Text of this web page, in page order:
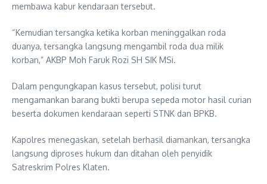
membawa kabur kendaraan tersebut.
“Kemudian tersangka ketika korban meninggalkan roda
duanya, tersangka langsung mengambil roda dua milik
korban,” AKBP Moh Faruk Rozi SH SIK MSi.
Dalam pengungkapan kasus tersebut, polisi turut
mengamankan barang bukti berupa sepeda motor hasil curian
beserta dokumen kendaraan seperti STNK dan BPKB.
Kapolres menegaskan, setelah berhasil diamankan, tersangka
langsung diproses hukum dan ditahan oleh penyidik
Satreskrim Polres Klaten.